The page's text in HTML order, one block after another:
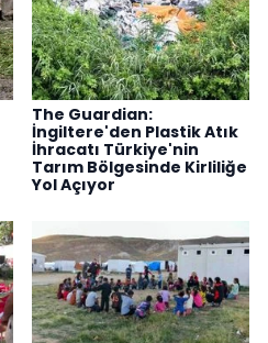
The Guardian:
İngiltere'den Plastik Atık
İhracatı Türkiye'nin
Tarım Bölgesinde Kirliliğe
Yol Açıyor